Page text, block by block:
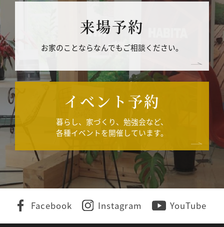
来場予約
お家のことならなんでもご相談ください。
イベント予約
暮らし、家づくり、勉強会など、
各種イベントを開催しています。
Facebook Instagram YouTube